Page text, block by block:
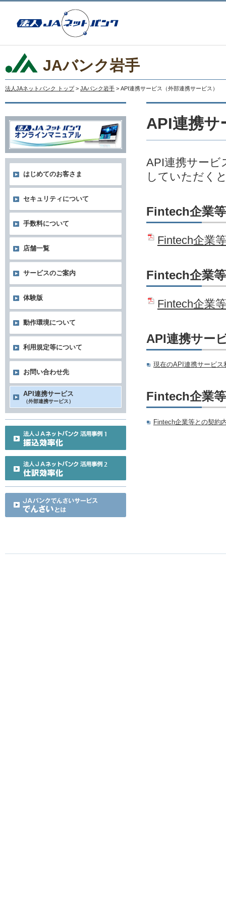
JAバンク岩手
法人JAネットバンク トップ > JAバンク岩手 > API連携サービス（外部連携サービス）
API連携サ
API連携サービ
していただく
Fintech企業
Fintech企業
Fintech企業
Fintech企業
API連携サー
現在のAPI連携サービス
Fintech企業
Fintech企業等との契約
はじめてのお客さま
セキュリティについて
手数料について
店舗一覧
サービスのご案内
体験版
動作環境について
利用規定等について
お問い合わせ先
API連携サービス
（外部連携サービス）